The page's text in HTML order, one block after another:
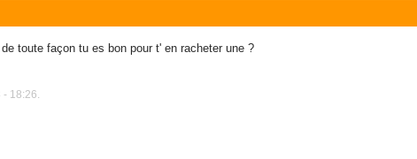
toute façon tu es bon pour t' en racheter une ?
- 18:26.